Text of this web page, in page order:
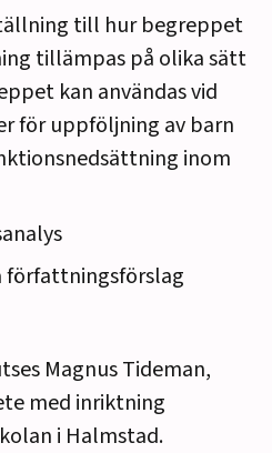
till hur begreppet
tillämpas på olika sätt
kan användas vid
för uppföljning av barn
inom
författningsförslag
Magnus Tideman,
med inriktning
i Halmstad.